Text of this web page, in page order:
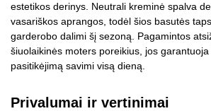
estetikos derinys. Neutrali kreminė spalva
vasariškos aprangos, todėl šios basutės
garderobo dalimi šį sezoną. Pagamintos
šiuolaikinės moters poreikius, jos
pasitikėjimą savimi visą dieną.
Privalumai ir vertinimai